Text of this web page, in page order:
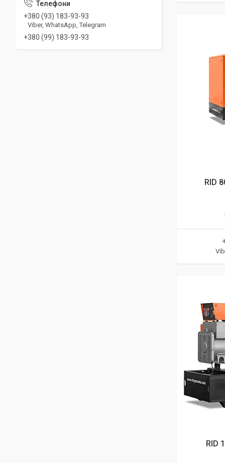
RID
RID
+380 (93) 183-93-93
Viber, WhatsApp, Telegram
+380 (99) 183-93-93